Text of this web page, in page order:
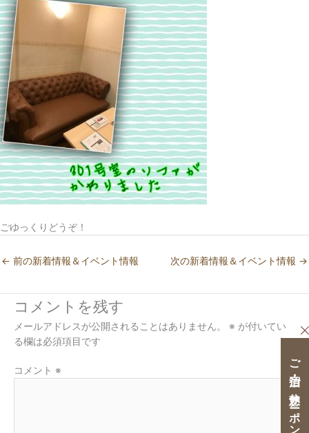
ごゆっくりどうぞ！
← 前の新着情報＆イベント情報 次の新着情報＆イベント情報 →
コメントを残す
メールアドレスが公開されることはありません。 ※ が付いてい
る欄は必須項目です
コメント ※ ご宿泊・ご休憩クーポン